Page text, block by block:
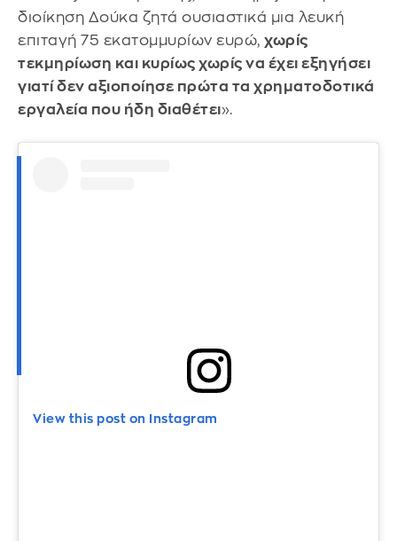
διοίκηση Δούκα ζητά ουσιαστικά μια λευκή
επιταγή 75 εκατομμυρίων ευρώ, χωρίς
τεκμηρίωση και κυρίως χωρίς να έχει εξηγήσει
γιατί δεν αξιοποίησε πρώτα τα χρηματοδοτικά
εργαλεία που ήδη διαθέτει».
View this post on Instagram